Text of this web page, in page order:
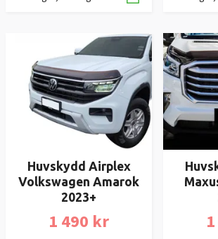
Huvskydd Airplex
Volkswagen Amarok
2023+
1 490 kr